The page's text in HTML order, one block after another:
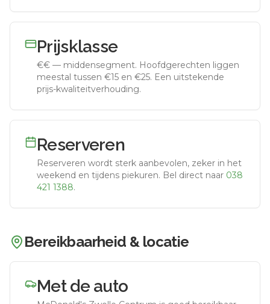
Prijsklasse
€€ — middensegment. Hoofdgerechten liggen
meestal tussen €15 en €25. Een uitstekende
prijs-kwaliteitverhouding.
Reserveren
Reserveren wordt sterk aanbevolen, zeker in het
weekend en tijdens piekuren. Bel direct naar 038
421 1388.
Bereikbaarheid & locatie
Met de auto